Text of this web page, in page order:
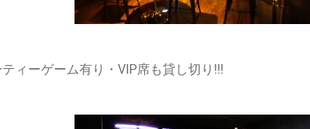
ィーゲーム有り・VIP席も貸し切り!!!